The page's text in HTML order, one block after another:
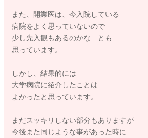
これは私たち助産師でも同じです。
そのために、日本では、医師の専門医制度
価機能制度等が存在し、第三者機関が専門
これらの認定を継続的に得るためには、
日々の症例数の報告が不可欠となっていま
て、共通しますが、大事なことは、学術
じように、日頃から患者さんの不安に寄
また、開業医は、今入院している
病院をよく思っていないので
少し先入観もあるのかな…とも
思っています。
しかし、結果的には
大学病院に紹介したことは
よかったと思っています。
まだスッキリしない部分もありますが
今後また同じような事があった時に